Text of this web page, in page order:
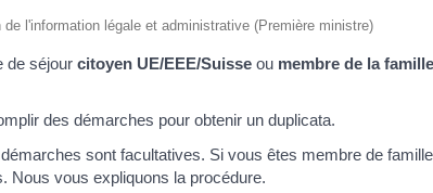
l'information légale et administrative (Première ministre)
de séjour citoyen UE/EEE/Suisse ou membre de la
des démarches pour obtenir un duplicata.
sont facultatives. Si vous êtes membre de
Nous vous expliquons la procédure.